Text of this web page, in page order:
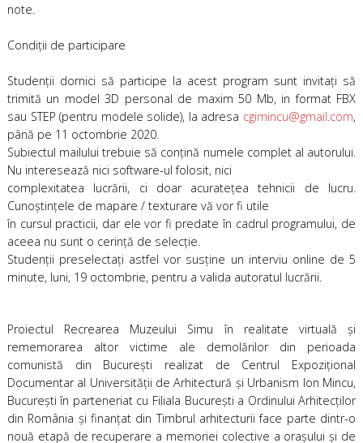
note.
Condiţii de participare
Studenţii dornici să participe la acest program sunt invitaţi să
trimită un model 3D personal de maxim 50 Mb, in format FBX
sau STEP (pentru modele solide), la adresa cgimincu@gmail.com,
până pe 11 octombrie 2020.
Subiectul mailului trebuie să conţină numele complet al autorului.
Nu interesează nici software-ul folosit, nici
complexitatea lucrării, ci doar acurateţea tehnicii de lucru.
Cunoştinţele de mapare / texturare vă vor fi utile
în cursul practicii, dar ele vor fi predate în cadrul programului, de
aceea nu sunt o cerinţă de selecţie.
Studenţii preselectaţi astfel vor susţine un interviu online de 5
minute, luni, 19 octombrie, pentru a valida autoratul lucrării.
Proiectul Recrearea Muzeului Simu în realitate virtuală şi
rememorarea altor victime ale demolărilor din perioada
comunistă din Bucureşti realizat de Centrul Expoziţional
Documentar al Universităţii de Arhitectură şi Urbanism Ion Mincu,
Bucureşti în parteneriat cu Filiala Bucureşti a Ordinului Arhitecţilor
din România şi finanţat din Timbrul arhitecturii face parte dintr-o
nouă etapă de recuperare a memoriei colective a orașului și de